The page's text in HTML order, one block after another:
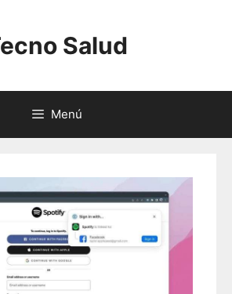
Salud
Menú